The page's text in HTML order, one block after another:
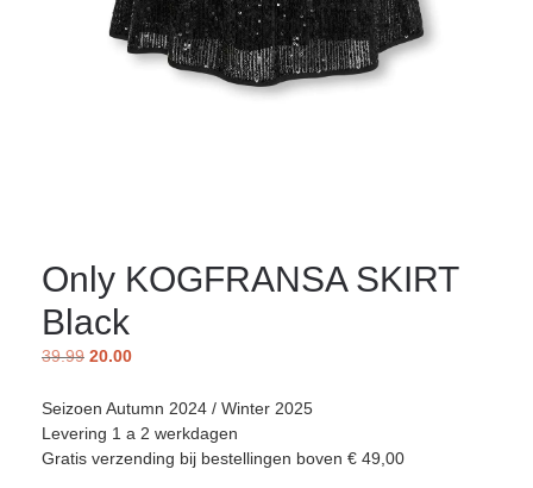
Only KOGFRANSA SKIRT
Black
39.99 20.00
Seizoen Autumn 2024 / Winter 2025
Levering 1 a 2 werkdagen
Gratis verzending bij bestellingen boven € 49,00